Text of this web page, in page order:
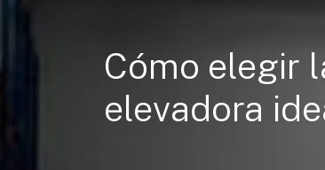
Cómo elegir
elevadora